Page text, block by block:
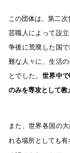
この団体は、第二
芸職人によって設
争後に荒廃した国
難な人々に、生活
とでした。 世界中
のみを専攻として教
また、世界各国の
れる場所としても